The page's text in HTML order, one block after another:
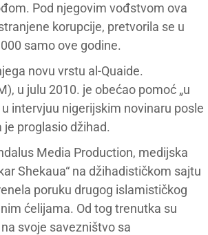
Pod njegovim vođstvom ova
korupcije, pretvorila se u
samo ove godine.
novu vrstu al-Quaide.
u julu 2010. je obećao pomoć „u
intervjuu nigerijskim novinaru posle
proglasio džihad.
Media Production, medijska
Shekaua“ na džihadističkom sajtu
poruku drugog islamističkog
ćelijama. Od tog trenutka su
svoje savezništvo sa